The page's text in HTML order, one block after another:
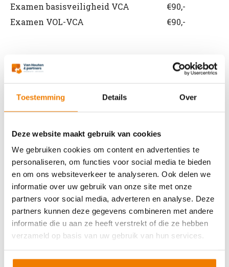
Toestemming Details Over
Deze website maakt gebruik van cookies
We gebruiken cookies om content en advertenties te
personaliseren, om functies voor social media te bieden
en om ons websiteverkeer te analyseren. Ook delen we
informatie over uw gebruik van onze site met onze
partners voor social media, adverteren en analyse. Deze
partners kunnen deze gegevens combineren met andere
informatie die u aan ze heeft verstrekt of die ze hebben
verzameld op basis van uw gebruik van hun services.
Examen basisveiligheid VCA
€90,-
Examen VOL-VCA
€90,-
BHV basisopleiding
v.a. €245,-
BHV herhaling
Arbo en Veiligheid
Prijs
Werken met vorkhef- en reachtruck
v.a. €250,-
Werken met een hoogwerker
v.a. €250,-
Veilig aanslaan van lasten
v.a. €250,-
Veilig werken langs de weg
v.a. €250,-